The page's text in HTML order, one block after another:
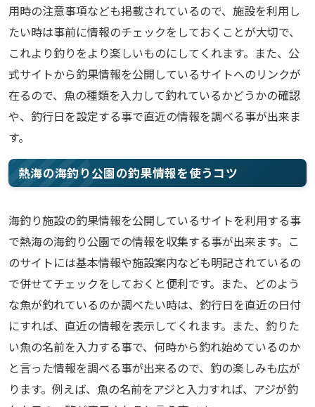
用時の注意事項なども掲載されているので、施設を利用し
たい時は事前に情報のチェックをしておくことが大切で、
これより釣りをより楽しいものにしてくれます。また、公
式サイトから釣果情報を公開しているサイトへのリンクが
在るので、魚の種類を入力して釣れているかどうかの確認
や、釣行日を設定する事で直近の情報を調べる事が出来ま
す。
熱海の海釣り公園の釣果情報を使うコツ
海釣り施設の釣果情報を公開しているサイトを利用する事
で熱海の海釣り公園での情報を収集する事が出来ます。こ
のサイトには基本情報や施設案内なども明記されているの
で併せてチェックをしておくと便利です。また、どのよう
な魚が釣れているのか調べたい時は、釣行日を直近の日付
にすれば、直近の情報を表示してくれます。また、釣りた
い魚の名前を入力する事で、何時から釣れ始めているのか
と言った情報を調べる事が出来るので、釣の楽しみも広が
ります。例えば、魚の名前をアジと入力すれば、アジが釣